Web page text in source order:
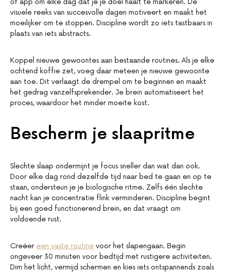
of app om elke dag dat je je doel haalt te markeren. De
visuele reeks van succesvolle dagen motiveert en maakt het
moeilijker om te stoppen. Discipline wordt zo iets tastbaars in
plaats van iets abstracts.
Koppel nieuwe gewoontes aan bestaande routines. Als je elke
ochtend koffie zet, voeg daar meteen je nieuwe gewoonte
aan toe. Dit verlaagt de drempel om te beginnen en maakt
het gedrag vanzelfsprekender. Je brein automatiseert het
proces, waardoor het minder moeite kost.
Bescherm je slaapritme
Slechte slaap ondermijnt je focus sneller dan wat dan ook.
Door elke dag rond dezelfde tijd naar bed te gaan en op te
staan, ondersteun je je biologische ritme. Zelfs één slechte
nacht kan je concentratie flink verminderen. Discipline begint
bij een goed functionerend brein, en dat vraagt om
voldoende rust.
Creëer een vaste routine voor het slapengaan. Begin
ongeveer 30 minuten voor bedtijd met rustigere activiteiten.
Dim het licht, vermijd schermen en kies iets ontspannends zoals